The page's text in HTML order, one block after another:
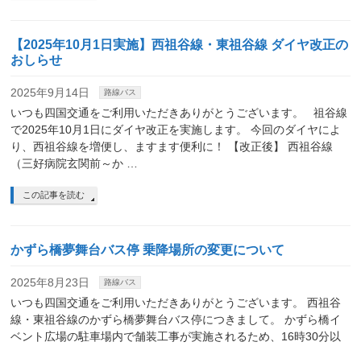
【2025年10月1日実施】西祖谷線・東祖谷線 ダイヤ改正の
おしらせ
2025年9月14日 路線バス
いつも四国交通をご利用いただきありがとうございます。 祖谷線
で2025年10月1日にダイヤ改正を実施します。 今回のダイヤによ
り、西祖谷線を増便し、ますます便利に！ 【改正後】 西祖谷線
（三好病院玄関前～か …
この記事を読む
かずら橋夢舞台バス停 乗降場所の変更について
2025年8月23日 路線バス
いつも四国交通をご利用いただきありがとうございます。 西祖谷
線・東祖谷線のかずら橋夢舞台バス停につきまして。 かずら橋イ
ベント広場の駐車場内で舗装工事が実施されるため、16時30分以